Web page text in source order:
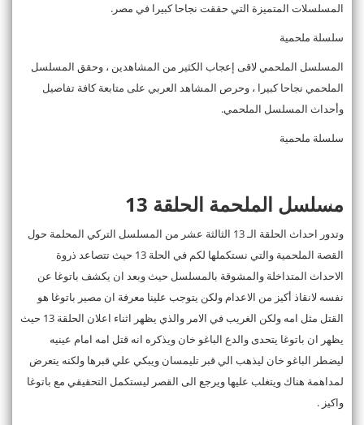
المسلسلات المتميزة التي حققت نجاحا كبيرا في مصر.
سلسلة ملحمية
المسلسل الملحمي لاقى إعجاب الكثير من المشاهدين ، وحقق المسلسل
الملحمي نجاحا كبيرا ، وحرص المشاهد العربي على متابعة كافة تفاصيل
وأحداث المسلسل الملحمي.
سلسلة ملحمية
مسلسل الملحمة الحلقة 13
وتدور احداث الحلقة الـ 13 الثالثة عشر من المسلسل التركي المحلمة حول
القصة الملحمية والتي نستكملها لكم في الحلة 13 حيث تتصاعد ذروة
الاحداث المتداخلة والمشوقة بالمسلسل حيث وبعد ان يكشف باتوغا عن
نفسه لانقاذ أكيز من الاعدام ولكن يتوجب علينا معرفة ان مصير باتوغا هو
القتل مثل امه ولكن الغريب في الامر والذي يظهر اثناء اعلان الحلقة 13 حيث
يظهر ان باتوغا يتحدى والدع الباغو خان ويذكره انه قتل امه امام عينيه
ليضطر الباغو خان ليذهب الي قبر تليمسان ويبكي علي قبرها ولكنه يتعرض
لمداهمة هناك ويتغلب عليها ويرجع الى القصر ليستكمل التحقيقي مع باتوغا
واكيز .